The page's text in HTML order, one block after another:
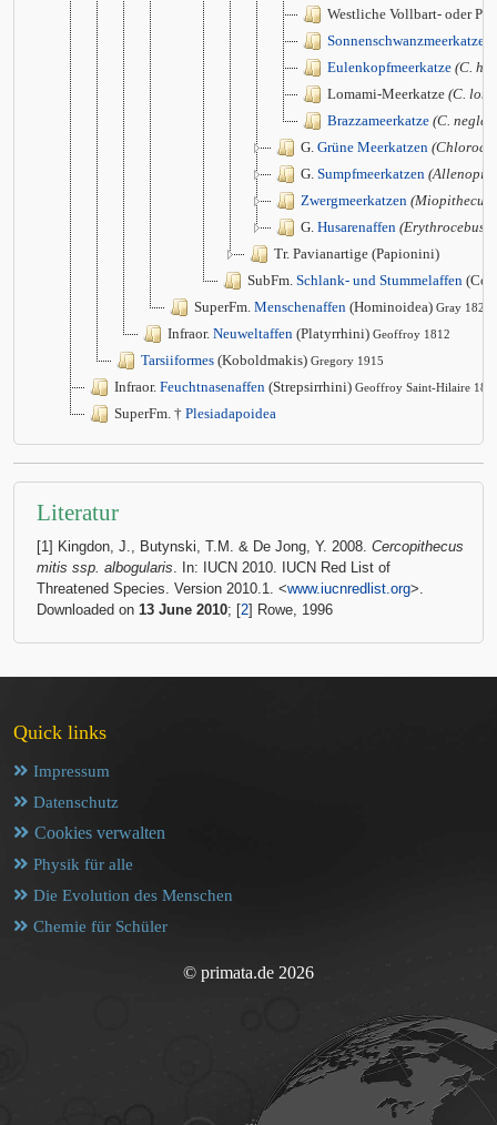
Westliche Vollbart- oder
Sonnenschwanzmeerkatze
Eulenkopfmeerkatze (C.
Lomami-Meerkatze (C.
Brazzameerkatze (C.
G. Grüne Meerkatzen
G. Sumpfmeerkatzen
Zwergmeerkatzen (Miopithecus)
G. Husarenaffen (Erythrocebus)
Tr. Pavianartige (Papionini)
SubFm. Schlank- und Stummelaffen
SuperFm. Menschenaffen (Hominoidea) Gray 1825
Infraor. Neuweltaffen (Platyrrhini) Geoffroy 1812
Tarsiiformes (Koboldmakis) Gregory 1915
Infraor. Feuchtnasenaffen (Strepsirrhini) Geoffroy Saint-Hilaire
SuperFm. † Plesiadapoidea
Literatur
[1] Kingdon, J., Butynski, T.M. & De Jong, Y. 2008. Cercopithecus
mitis ssp. albogularis. In: IUCN 2010. IUCN Red List of
Threatened Species. Version 2010.1. <www.iucnredlist.org>.
Downloaded on 13 June 2010; [2] Rowe, 1996
Quick links
Impressum
Datenschutz
Cookies verwalten
Physik für alle
Die Evolution des Menschen
Chemie für Schüler
© primata.de 2026